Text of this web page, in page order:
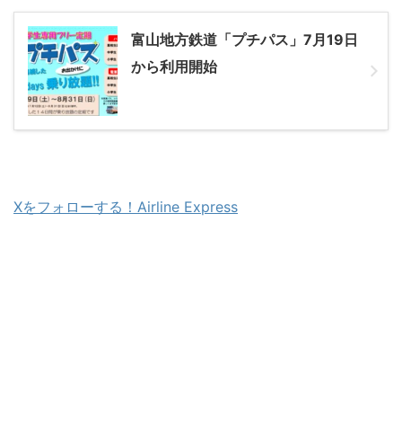
富山地方鉄道「プチパス」7月19日
から利用開始
Xをフォローする！Airline Express